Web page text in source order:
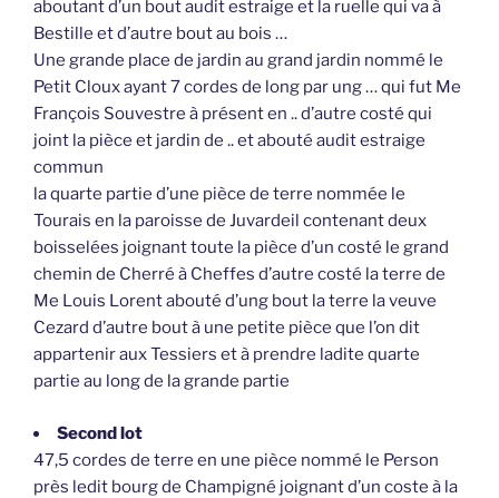
aboutant d’un bout audit estraige et la ruelle qui va à
Bestille et d’autre bout au bois …
Une grande place de jardin au grand jardin nommé le
Petit Cloux ayant 7 cordes de long par ung … qui fut Me
François Souvestre à présent en .. d’autre costé qui
joint la pièce et jardin de .. et abouté audit estraige
commun
la quarte partie d’une pièce de terre nommée le
Tourais en la paroisse de Juvardeil contenant deux
boisselées joignant toute la pièce d’un costé le grand
chemin de Cherré à Cheffes d’autre costé la terre de
Me Louis Lorent abouté d’ung bout la terre la veuve
Cezard d’autre bout à une petite pièce que l’on dit
appartenir aux Tessiers et à prendre ladite quarte
partie au long de la grande partie
Second lot
47,5 cordes de terre en une pièce nommé le Person
près ledit bourg de Champigné joignant d’un coste à la